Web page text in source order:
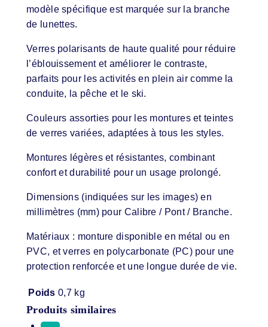
modèle spécifique est marquée sur la branche
de lunettes.
Verres polarisants de haute qualité pour réduire
l’éblouissement et améliorer le contraste,
parfaits pour les activités en plein air comme la
conduite, la pêche et le ski.
Couleurs assorties pour les montures et teintes
de verres variées, adaptées à tous les styles.
Montures légères et résistantes, combinant
confort et durabilité pour un usage prolongé.
Dimensions (indiquées sur les images) en
millimètres (mm) pour Calibre / Pont / Branche.
Matériaux : monture disponible en métal ou en
PVC, et verres en polycarbonate (PC) pour une
protection renforcée et une longue durée de vie.
Poids 0,7 kg
Produits similaires